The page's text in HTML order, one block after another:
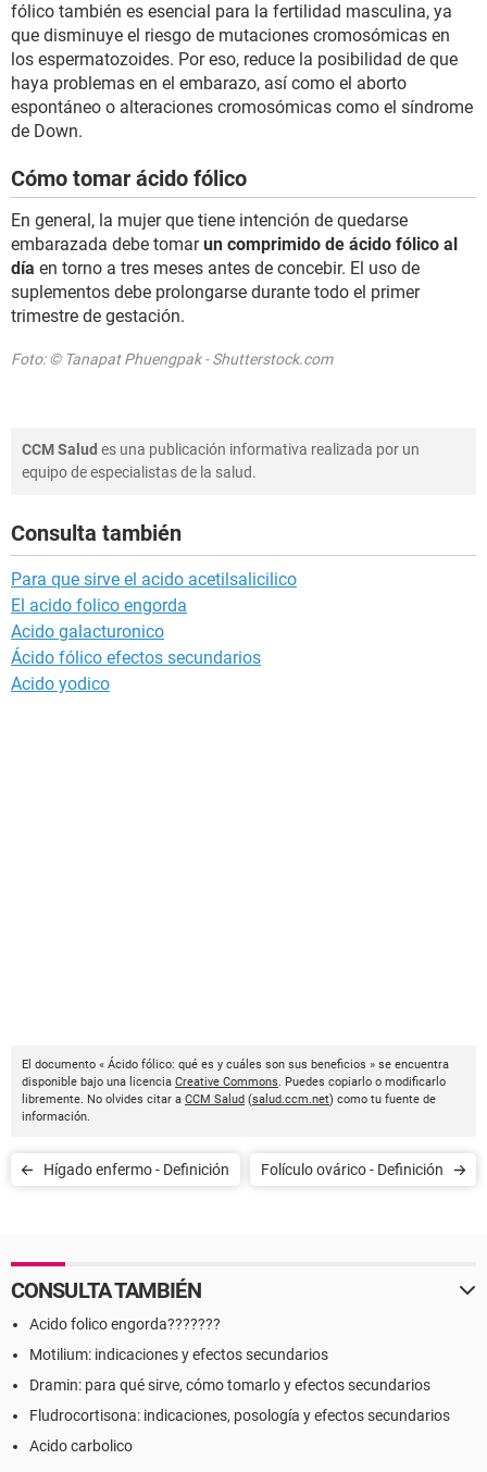
fólico también es esencial para la fertilidad masculina, ya
que disminuye el riesgo de mutaciones cromosómicas en
los espermatozoides. Por eso, reduce la posibilidad de que
haya problemas en el embarazo, así como el aborto
espontáneo o alteraciones cromosómicas como el síndrome
de Down.
Cómo tomar ácido fólico
En general, la mujer que tiene intención de quedarse
embarazada debe tomarun comprimido de ácido fólico al
día en torno a tres meses antes de concebir. El uso de
suplementos debe prolongarse durante todo el primer
trimestre de gestación.
Foto: © Tanapat Phuengpak - Shutterstock.com
CCM Salud es una publicación informativa realizada por un
equipo de especialistas de la salud.
Consulta también
Para que sirve el acido acetilsalicilico
El acido folico engorda
Acido galacturonico
Ácido fólico efectos secundarios
Acido yodico
El documento « Ácido fólico: qué es y cuáles son sus beneficios » se encuentra
disponible bajo una licencia Creative Commons. Puedes copiarlo o modificarlo
libremente. No olvides citar a CCM Salud (salud.ccm.net) como tu fuente de
información.
Hígado enfermo - Definición Folículo ovárico - Definición
CONSULTA TAMBIÉN
Acido folico engorda???????
Motilium: indicaciones y efectos secundarios
Dramin: para qué sirve, cómo tomarlo y efectos secundarios
Fludrocortisona: indicaciones, posología y efectos secundarios
Acido carbolico